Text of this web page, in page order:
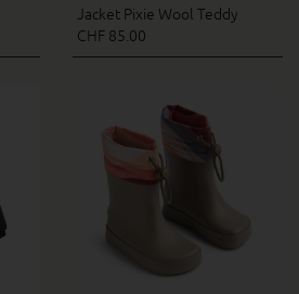
Jacket Pixie Wool Teddy
CHF 85.00